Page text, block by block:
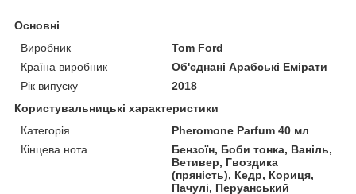
Основні
Виробник
Tom Ford
Країна виробник
Об'єднані Арабські Емірати
Рік випуску
2018
Користувальницькі характеристики
Категорія
Pheromone Parfum 40 мл
Кінцева нота
Бензоїн, Боби тонка, Ваніль,
Ветивер, Гвоздика
(пряність), Кедр, Кориця,
Пачулі, Перуанський